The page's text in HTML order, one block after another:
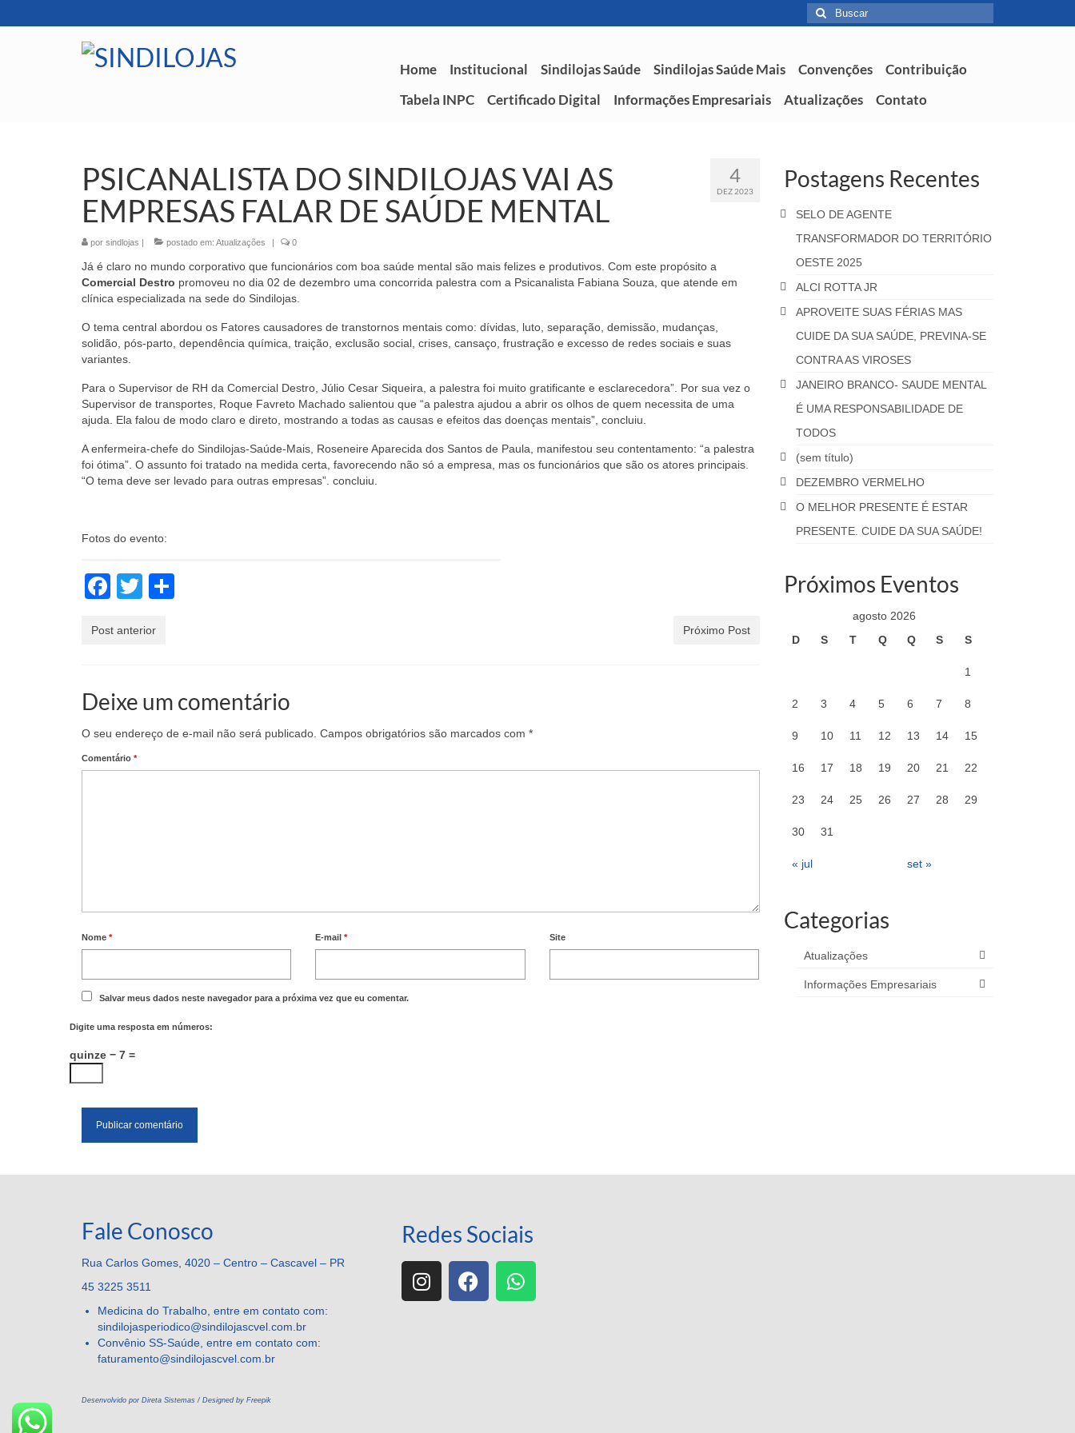
Home Institucional Sindilojas Saúde Sindilojas Saúde Mais Convenções
Contribuição
Tabela INPC
Certificado Digital Informações Empresariais Atualizações Contato
4
DEZ 2023
PSICANALISTA DO SINDILOJAS VAI AS
EMPRESAS FALAR DE SAÚDE MENTAL
por sindlojas | postado em: Atualizações | 0
Já é claro no mundo corporativo que funcionários com boa saúde mental são mais felizes e produtivos. Com este propósito a
Comercial Destro promoveu no dia 02 de dezembro uma concorrida palestra com a Psicanalista Fabiana Souza, que atende em
clínica especializada na sede do Sindilojas.
O tema central abordou os Fatores causadores de transtornos mentais como: dívidas, luto, separação, demissão, mudanças,
solidão, pós-parto, dependência química, traição, exclusão social, crises, cansaço, frustração e excesso de redes sociais e suas
variantes.
Para o Supervisor de RH da Comercial Destro, Júlio Cesar Siqueira, a palestra foi muito gratificante e esclarecedora”. Por sua vez o
Supervisor de transportes, Roque Favreto Machado salientou que “a palestra ajudou a abrir os olhos de quem necessita de uma
ajuda. Ela falou de modo claro e direto, mostrando a todas as causas e efeitos das doenças mentais”, concluiu.
A enfermeira-chefe do Sindilojas-Saúde-Mais, Roseneire Aparecida dos Santos de Paula, manifestou seu contentamento: “a palestra
foi ótima”. O assunto foi tratado na medida certa, favorecendo não só a empresa, mas os funcionários que são os atores principais.
“O tema deve ser levado para outras empresas”. concluiu.
Fotos do evento:
Facebook
Twitter
Post anterior Próximo Post
Deixe um comentário
O seu endereço de e-mail não será publicado. Campos obrigatórios são marcados com *
Comentário *
Nome * E-mail* Site
Salvar meus dados neste navegador para a próxima vez que eu comentar.
Digite uma resposta em números:
quinze − 7 =
Postagens Recentes
SELO DE AGENTE
TRANSFORMADOR DO TERRITÓRIO
OESTE 2025
ALCI ROTTA JR
APROVEITE SUAS FÉRIAS MAS
CUIDE DA SUA SAÚDE, PREVINA-SE
CONTRA AS VIROSES
JANEIRO BRANCO- SAUDE MENTAL
É UMA RESPONSABILIDADE DE
TODOS
(sem título)
DEZEMBRO VERMELHO
O MELHOR PRESENTE É ESTAR
PRESENTE. CUIDE DA SUA SAÚDE!
Próximos Eventos
agosto 2026
D
S T Q Q S S
1
2 3 4 5 6 7 8
9 10 11 12 13 14 15
16 17 18 19 20 21 22
23 24 25 26 27 28 29
30 31
« jul set »
Categorias
Atualizações
Informações Empresariais
Fale Conosco
Rua Carlos Gomes, 4020 – Centro – Cascavel – PR
45 3225 3511
Medicina do Trabalho, entre em contato com:
sindilojasperiodico@sindilojascvel.com.br
Convênio SS-Saúde, entre em contato com:
faturamento@sindilojascvel. com.br
Desenvolvido por Direta Sistemas / Designed by Freepik
Redes Sociais